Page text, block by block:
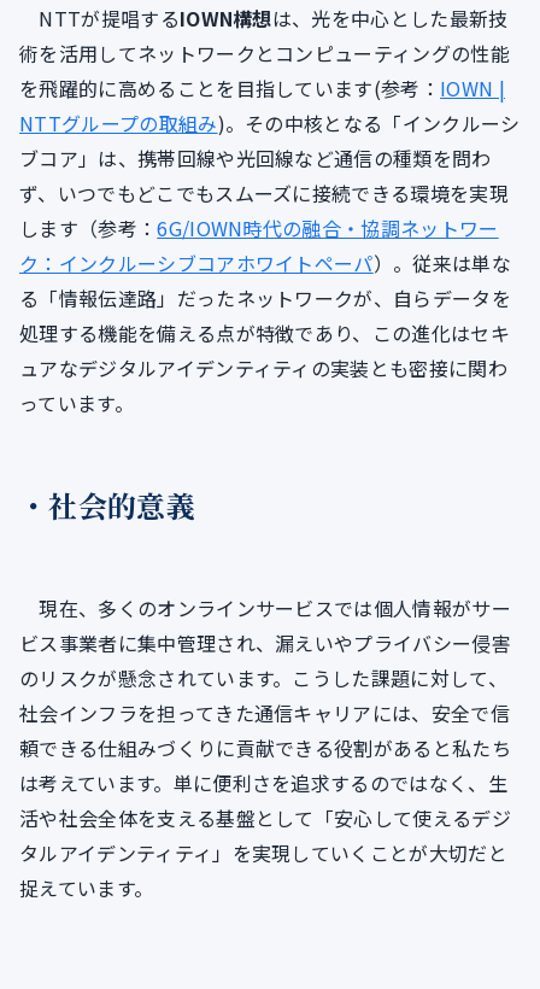
NTTが提唱するIOWN構想は、光を中心とした最新技
術を活用してネットワークとコンピューティングの性能
を飛躍的に高めることを目指しています(参考： IOWN |
NTTグループの取組み)。その中核となる「インクルーシ
ブコア」は、携帯回線や光回線など通信の種類を問わ
ず、いつでもどこでもスムーズに接続できる環境を実現
します（参考：6G/IOWN時代の融合・協調ネットワー
ク：インクルーシブコアホワイトペーパ）。従来は単な
る「情報伝達路」だったネットワークが、自らデータを
処理する機能を備える点が特徴であり、この進化はセキ
ュアなデジタルアイデンティティの実装とも密接に関わ
っています。
・社会的意義
現在、多くのオンラインサービスでは個人情報がサー
ビス事業者に集中管理され、漏えいやプライバシー侵害
のリスクが懸念されています。こうした課題に対して、
社会インフラを担ってきた通信キャリアには、安全で信
頼できる仕組みづくりに貢献できる役割があると私たち
は考えています。単に便利さを追求するのではなく、生
活や社会全体を支える基盤として「安心して使えるデジ
タルアイデンティティ」を実現していくことが大切だと
捉えています。